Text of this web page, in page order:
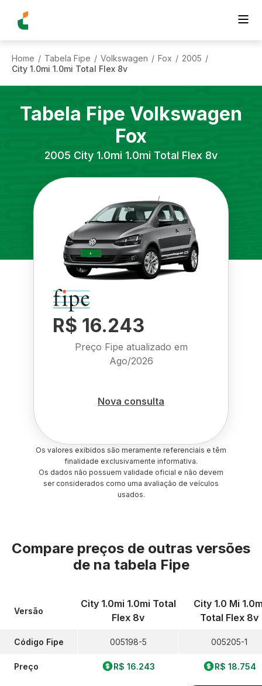
Home / Tabela Fipe / Volkswagen / Fox / 2005 /
City 1.0mi 1.0mi Total Flex 8v
Tabela Fipe Volkswagen
Fox
2005 City 1.0mi 1.0mi Total Flex 8v
R$ 16.243
Preço Fipe atualizado em
Ago/2026
Nova consulta
Os valores exibidos são meramente referenciais e têm
finalidade exclusivamente informativa.
Os dados não possuem validade oficial e não devem
ser considerados como uma avaliação de veículos
usados.
Compare preços de outras versões
de na tabela Fipe
Versão
Código Fipe
Preço
City 1.0mi 1.0mi Total
Flex 8v
005198-5
R$ 16.243
City 1.0 Mi
Total Flex 8v
005205-1
R$ 18.754